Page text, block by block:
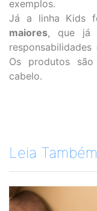
exemplos.
Já a linha Kids
maiores, que já
Os produtos
cabelo.
Leia Também